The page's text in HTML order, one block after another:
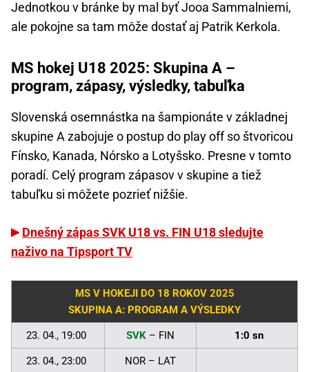
Jednotkou v bránke by mal byť Jooa Sammalniemi,
ale pokojne sa tam môže dostať aj Patrik Kerkola.
MS hokej U18 2025: Skupina A –
program, zápasy, výsledky, tabuľka
Slovenská osemnástka na šampionáte v základnej
skupine A zabojuje o postup do play off so štvoricou
Fínsko, Kanada, Nórsko a Lotyšsko. Presne v tomto
poradí. Celý program zápasov v skupine a tiež
tabuľku si môžete pozrieť nižšie.
Dnešný zápas SVK U18 vs. FIN U18 sledujte
naživo na Tipsport TV
MS V HOKEJI DO 18 ROKOV 2025
SKUPINA A: PROGRAM A VÝSLEDKY
23. 04., 19:00 SVK – FIN 1:0 sn
23. 04., 23:00 NOR – LAT